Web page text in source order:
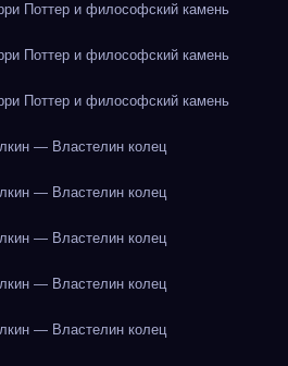
Поттер и философский камень
Поттер и философский камень
Поттер и философский камень
— Властелин колец
— Властелин колец
— Властелин колец
— Властелин колец
— Властелин колец